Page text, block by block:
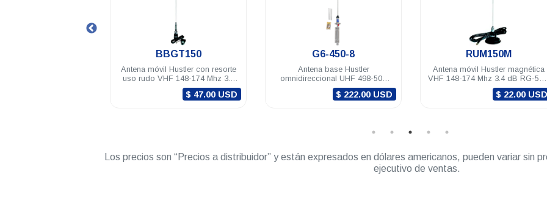
G6-450-8
Antena base Hustler
omnidireccional UHF 498-505
Mhz 6 dB N hembra
$ 222.00 USD
RUM150M
Antena móvil Hustler magnética
VHF 148-174 Mhz 3.4 dB RG-58U
(4.5m) mini-UHF
$ 22.00 USD
G6-450-3
Antena base Hustler
omnidireccional UHF
Mhz 6 dB N hembra
$ 240.00
Los precios son “Precios a distribuidor” y están expresados en dólares americanos, pueden variar sin
ejecutivo de ventas.